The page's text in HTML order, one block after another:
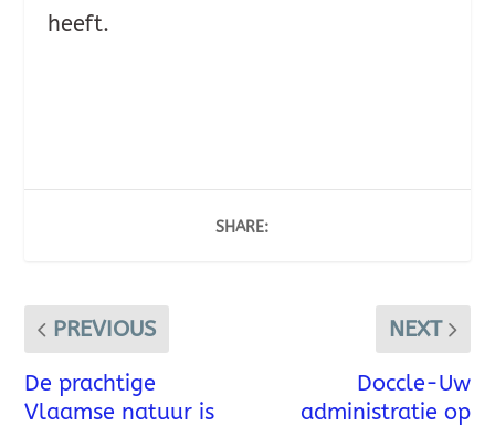
heeft.
SHARE:
PREVIOUS
De prachtige
Vlaamse natuur is
NEXT
Doccle-Uw
administratie op